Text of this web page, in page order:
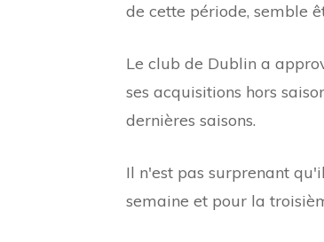
de cette période, semble
Le club de Dublin a
ses acquisitions hors
dernières saisons.
Il n'est pas surprenant
semaine et pour la